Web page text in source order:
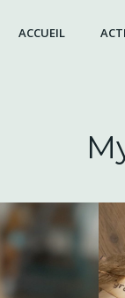
ACCUEIL